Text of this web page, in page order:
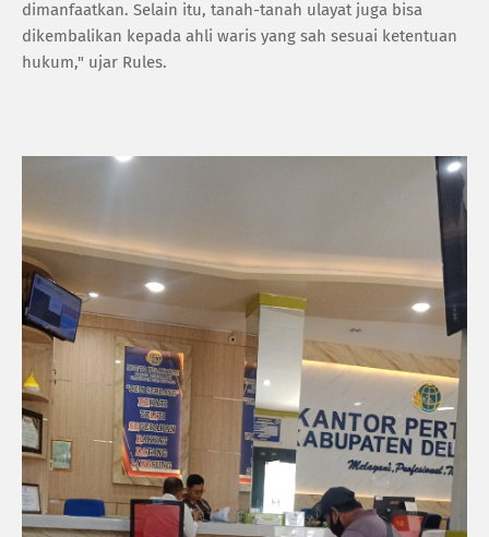
dimanfaatkan. Selain itu, tanah-tanah ulayat juga bisa
dikembalikan kepada ahli waris yang sah sesuai ketentuan
hukum," ujar Rules.